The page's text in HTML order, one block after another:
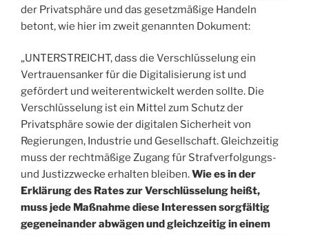
der Privatsphäre und das gesetzmäßige Handeln
betont, wie hier im zweit genannten Dokument:
„UNTERSTREICHT, dass die Verschlüsselung ein
Vertrauensanker für die Digitalisierung ist und
gefördert und weiterentwickelt werden sollte. Die
Verschlüsselung ist ein Mittel zum Schutz der
Privatsphäre sowie der digitalen Sicherheit von
Regierungen, Industrie und Gesellschaft. Gleichzeitig
muss der rechtmäßige Zugang für Strafverfolgungs-
und Justizzwecke erhalten bleiben.Wie es in der
Erklärung des Rates zur Verschlüsselung heißt,
muss jede Maßnahme diese Interessen sorgfältig
gegeneinander abwägen und gleichzeitig in einem